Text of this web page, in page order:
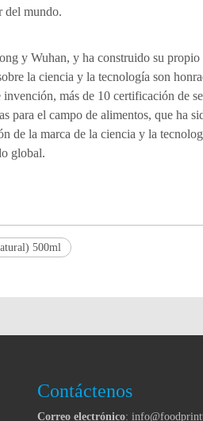
del mundo.
y Wuhan, y ha construido su
la ciencia y la tecnología son
más de 10 certificación de
para el campo de alimentos, que ha
la marca de la ciencia y la
global.
500ml
Contáctenos
Correo electrónico: